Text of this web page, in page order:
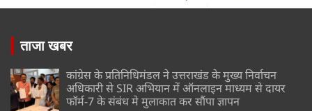
ताजा खबर
कांग्रेस के प्रतिनिधिमंडल ने उत्तराखंड के मुख्य निर्वाचन
अधिकारी से SIR अभियान में ऑनलाइन माध्यम से दायर
फॉर्म-7 के संबंध मे मुलाकात कर सौंपा ज्ञापन